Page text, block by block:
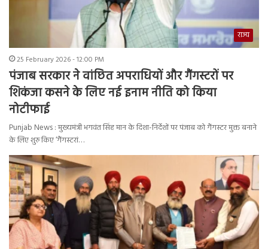
राज्य
25 February 2026 - 12:00 PM
पंजाब सरकार ने वांछित अपराधियों और गैंगस्टरों पर
शिकंजा कसने के लिए नई इनाम नीति को किया
नोटीफाई
Punjab News : मुख्यमंत्री भगवंत सिंह मान के दिशा-निर्देशों पर पंजाब को गैंगस्टर मुक्त बनाने
के लिए शुरु किए ‘गैंगस्टरां…